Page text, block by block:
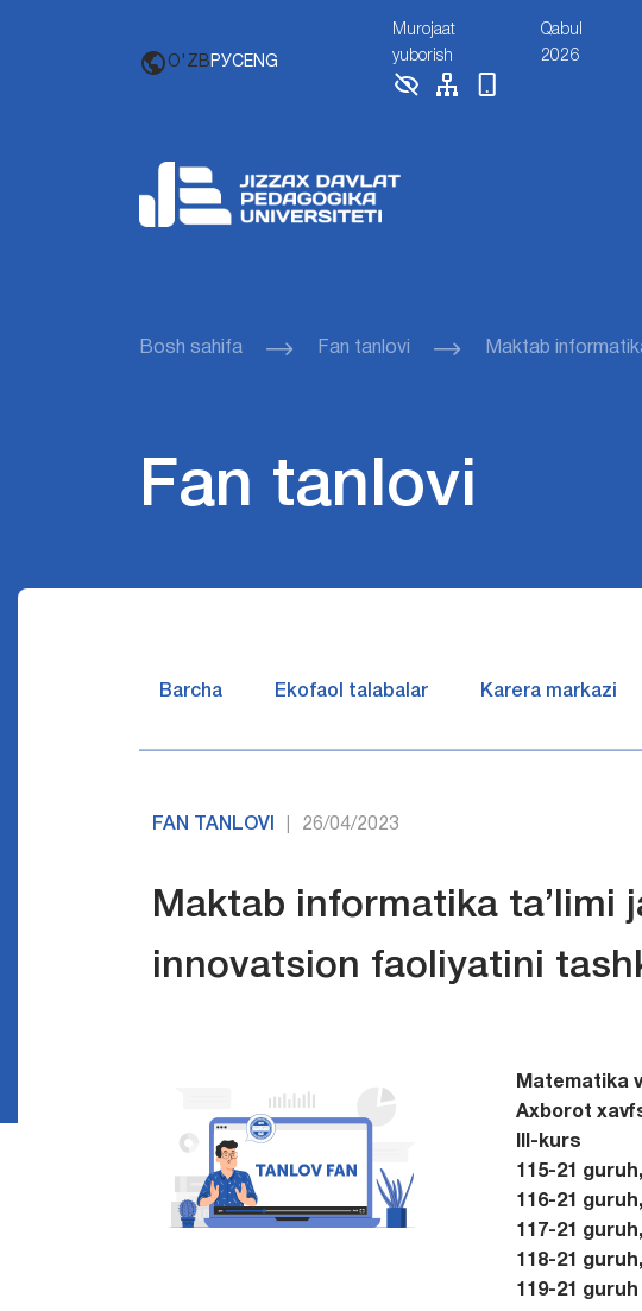
O'ZB РУСENG
Murojaat
yuborish
Qabul
2026
Bosh sahifa Fan tanlovi Maktab
Fan tanlovi
Barcha Ekofaol talabalar Karera markazi
FAN TANLOVI 26/04/2023
Maktab informatika ta’limi
innovatsion faoliyatini
Matematika
Axborot
III-kurs
115-21 guruh,
116-21 guruh,
117-21 guruh,
118-21 guruh,
119-21 guruh